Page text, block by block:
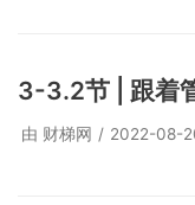
3-3.2节 | 跟着
由 财梯网 2022-08-